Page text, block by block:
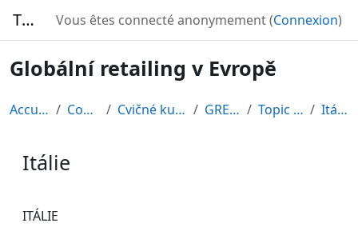
TURBO Vous êtes connecté anonymement (Connexion)
Globální retailing v Evropě
Accueil Cours Cvičné kurzy GRE08 Topic 12 Itálie
Itálie
ITÁLIE